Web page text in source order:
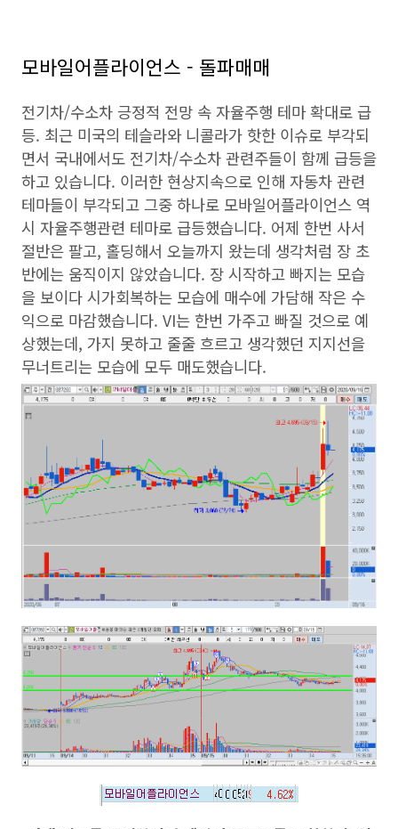
모바일어플라이언스 - 돌파매매
전기차/수소차 긍정적 전망 속 자율주행 테마 확대로 급
등. 최근 미국의 테슬라와 니콜라가 핫한 이슈로 부각되
면서 국내에서도 전기차/수소차 관련주들이 함께 급등을
하고 있습니다. 이러한 현상지속으로 인해 자동차 관련
테마들이 부각되고 그중 하나로 모바일어플라이언스 역
시 자율주행관련 테마로 급등했습니다. 어제 한번 사서
절반은 팔고, 홀딩해서 오늘까지 왔는데 생각처럼 장 초
반에는 움직이지 않았습니다. 장 시작하고 빠지는 모습
을 보이다 시가회복하는 모습에 매수에 가담해 작은 수
익으로 마감했습니다. VI는 한번 가주고 빠질 것으로 예
상했는데, 가지 못하고 줄줄 흐르고 생각했던 지지선을
무너트리는 모습에 모두 매도했습니다.